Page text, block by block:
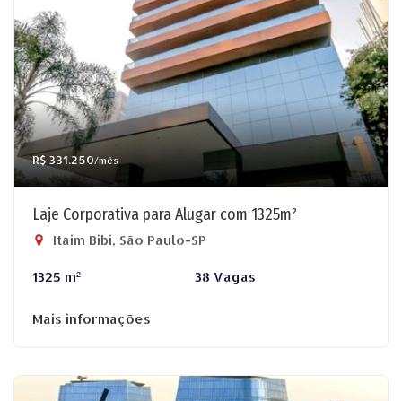
R$ 331.250/mês
Laje Corporativa para Alugar com 1325m²
Itaim Bibi, São Paulo-SP
1325 m² 38 Vagas
Mais informações